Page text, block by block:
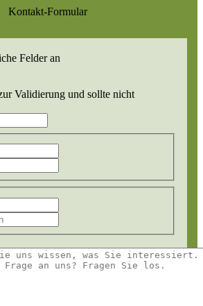
Kontakt-Formular
Felder an
Validierung und sollte nicht
Mail